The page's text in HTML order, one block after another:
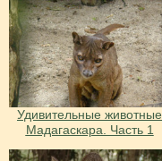
Удивительные животные
Мадагаскара. Часть 1